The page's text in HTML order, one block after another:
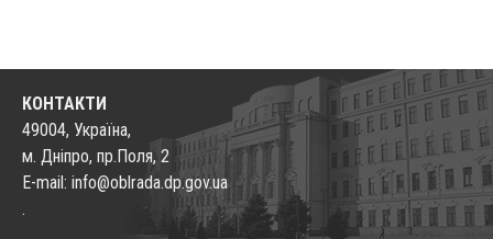
КОНТАКТИ
49004, Україна,
м. Дніпро, пр.Поля, 2
E-mail: info@oblrada.dp.gov.ua
.